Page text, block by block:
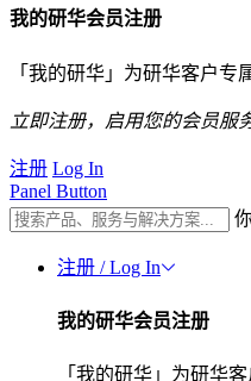
我的研华会员注册
「我的研华」为研华客户
立即注册，启用您的会员服
注册 Log In
Panel Button
注册 / Log In
我的研华会员注册
「我的研华」为研华